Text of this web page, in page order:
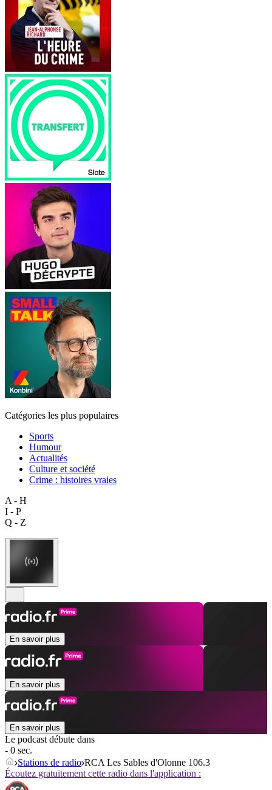
Catégories les plus populaires
Sports
Humour
Actualités
Culture et société
Crime : histoires vraies
A - H
I - P
Q - Z
En savoir plus
En savoir plus
En savoir plus
Le podcast débute dans
- 0 sec.
Stations de radio RCA Les Sables d'Olonne 106.3
Écoutez gratuitement cette radio dans l'application :